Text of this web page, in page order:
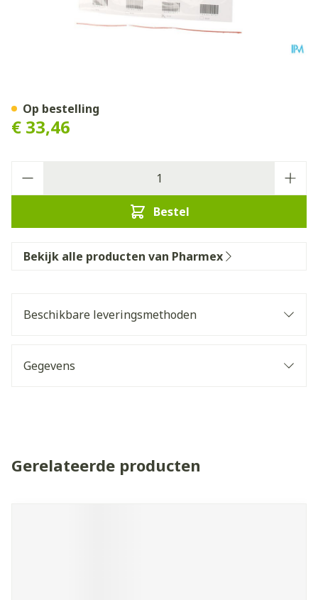
€ 33,46
Bestel
Op bestelling
Bekijk alle producten van Pharmex
Beschikbare leveringsmethoden
Gegevens
Gerelateerde producten